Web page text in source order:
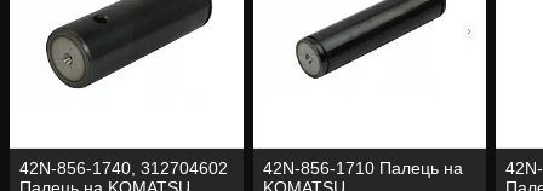
42N-856-1740, 312704602
42N-856-1710 Палець на